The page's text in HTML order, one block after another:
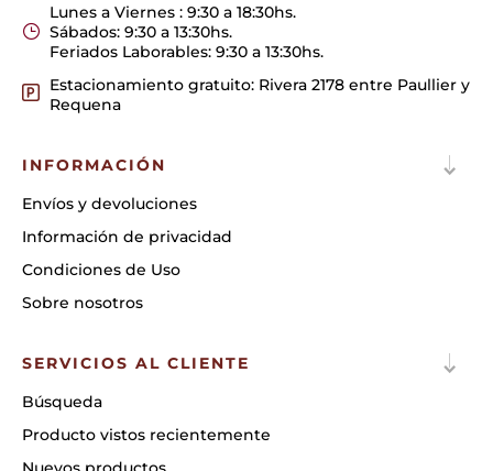
Lunes a Viernes : 9:30 a 18:30hs.
Sábados: 9:30 a 13:30hs.
Feriados Laborables: 9:30 a 13:30hs.
Estacionamiento gratuito: Rivera 2178 entre Paullier y
Requena
INFORMACIÓN
Envíos y devoluciones
Información de privacidad
Condiciones de Uso
Sobre nosotros
SERVICIOS AL CLIENTE
Búsqueda
Producto vistos recientemente